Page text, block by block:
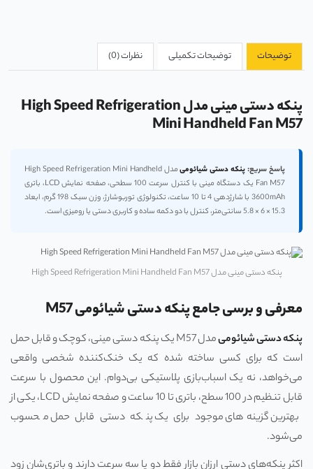
توضیحات توضیحات تکمیلی نظرات (0)
پنکه دستی مینی مدل High Speed Refrigeration
Mini Handheld Fan M57
پاسخ سریع:پنکه دستی شیائومی
مدل High Speed Refrigeration Mini Handheld
Fan M57 یک دستگاه مینی با کنترل سرعت 100 سطحی، صفحه نمایش LCD، باتری
3600mAh با شارژدهی 4 تا 10 ساعت، تکنولوژی توربوشارژ، وزن سبک 198 گرم، ابعاد
15.3 × 6 × 5.8 سانتی‌متر، کنترل با دو دکمه ساده و کاربری دستی یا رومیزی است.
پنکه دستی مینی مدل High Speed Refrigeration Mini Handheld Fan M57
معرفی و برسی جامع پنکه دستی شیائومی M57
پنکه دستی شیائومی
مدل M57 یک پنکه دستی مینی، کوچک و قابل حمل
است که برای کسی ساخته شده که یک خنک‌کننده شخصی واقعی
می‌خواهد، نه یک اسباب‌بازی پلاستیکی بی‌دوام. این محصول با سرعت
قابل تنظیم در 100 سطح، باتری تا 10 ساعت و صفحه نمایش LCD، یکی از
بهترین گزینه‌های موجود برای یک پنکه دستی قابل حمل محسوب
می‌شود.
اکثر پنکه‌های دستی ارزان بازار فقط دو یا سه سرعت دارند و باتری‌شان زود